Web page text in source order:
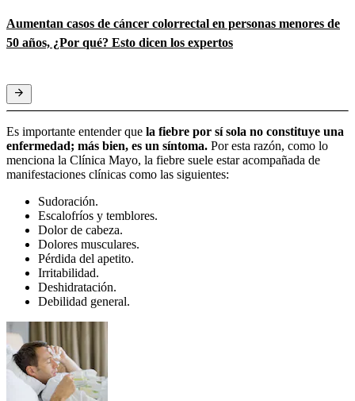
Aumentan casos de cáncer colorrectal en personas menores de
50 años, ¿Por qué? Esto dicen los expertos
Es importante entender que la fiebre por sí sola no constituye una
enfermedad; más bien, es un síntoma. Por esta razón, como lo
menciona la Clínica Mayo, la fiebre suele estar acompañada de
manifestaciones clínicas como las siguientes:
Sudoración.
Escalofríos y temblores.
Dolor de cabeza.
Dolores musculares.
Pérdida del apetito.
Irritabilidad.
Deshidratación.
Debilidad general.